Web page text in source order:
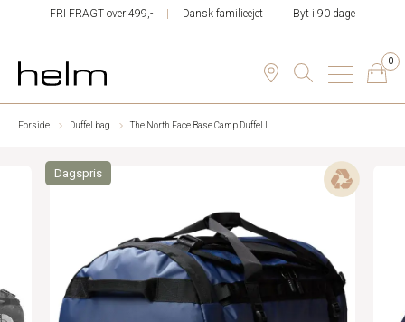
FRI FRAGT over 499,- Dansk familieejet Byt i 90 dage
0
Forside Duffel bag The North Face Base Camp Duffel L
Dagspris